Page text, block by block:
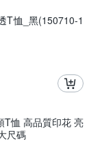
T恤_黑(150710-1
T恤 高品質印花 亮
尺碼